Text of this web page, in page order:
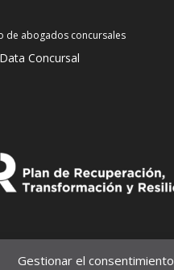
Gestionar el consentimiento
de abogados concursales
Concursal